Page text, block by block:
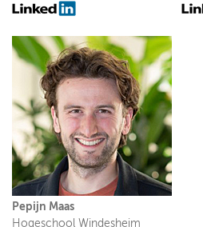
Pepijn Maas
Hogeschool Windesheim